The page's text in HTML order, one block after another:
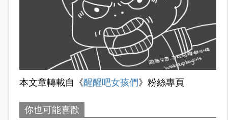
本文章轉載自《醒醒吧女孩們 》粉絲專頁
你也可能喜歡